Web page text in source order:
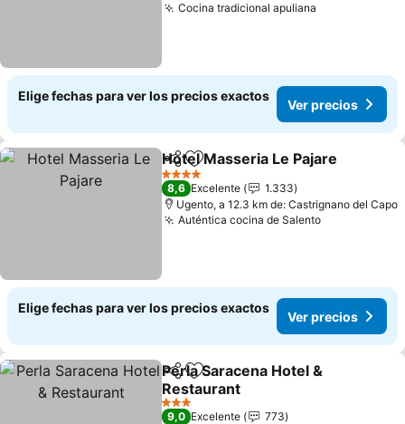
Cocina tradicional apuliana
Elige fechas para ver los precios exactos
Ver precios
CompartirAgregar a favoritos
Hotel Masseria Le Pajare
4 Estrellas
8,6 Excelente
1.333
Ugento, a 12.3 km de: Castrignano del Capo
Auténtica cocina de SalentoVer precios
Elige fechas para ver los precios exactos
Ver precios
CompartirAgregar a favoritos
Perla Saracena Hotel &
Restaurant
Ver precios
3 Estrellas
9,0 Excelente
773